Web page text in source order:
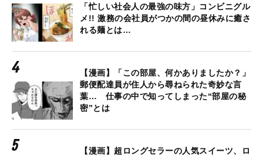
「忙しい社会人の最強の味方」コンビニグル
メ!! 激務の会社員がつかの間の昼休みに癒さ
れる麺とは…
【漫画】「この部屋、何かありましたか？」
郵便配達員が住人から尋ねられた奇妙な言
葉… 仕事の中で知ってしまった“部屋の秘
密”とは
【漫画】超ロングセラーの人気スイーツ、ロ